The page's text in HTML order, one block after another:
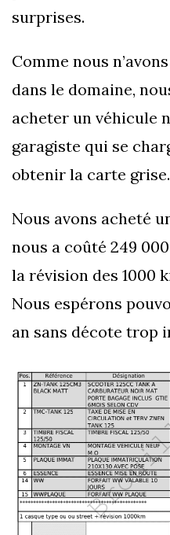
surprises.
Comme nous
dans le domaine,
acheter un véhicule
garagiste qui se
obtenir la carte grise.
Nous avons acheté
nous a coûté 249
la révision des 1000
Nous espérons
an sans décote trop